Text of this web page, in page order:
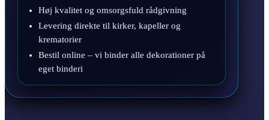
Høj kvalitet og omsorgsfuld rådgivning
Levering direkte til kirker, kapeller og
krematorier
Bestil online – vi binder alle dekorationer på
eget binderi